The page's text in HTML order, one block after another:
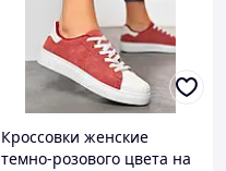
Кроссовки женские
темно-розового цвета на